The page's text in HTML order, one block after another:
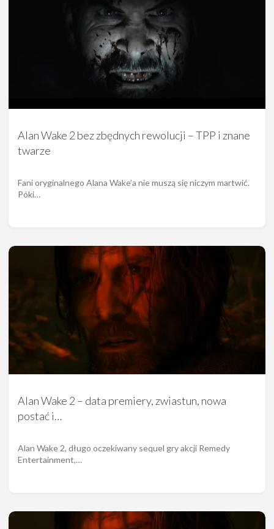
Alan Wake 2 bez zbędnych rewolucji – TPP i znane
twarze
Fani oryginalnego Alana Wake’a nie muszą się niczym martwić.
Póki…
Alan Wake 2 – data premiery, zwiastun, nowa
postać i…
Alan Wake 2, długo oczekiwany sequel gry akcji Remedy
Entertainment,…